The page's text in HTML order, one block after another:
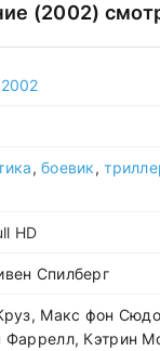
2002
,боевик,
HD
Спилберг
Макс фон
Фаррелл, Кэтрин